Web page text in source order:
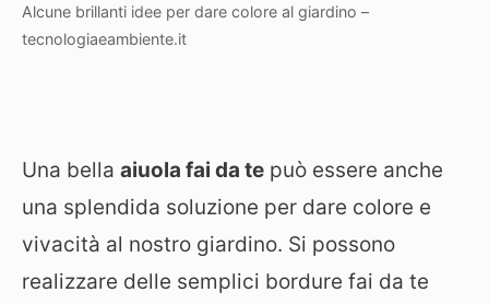
Alcune brillanti idee per dare colore al giardino –
tecnologiaeambiente.it
Una bella aiuola fai da te può essere anche
una splendida soluzione per dare colore e
vivacità al nostro giardino. Si possono
realizzare delle semplici bordure fai da te